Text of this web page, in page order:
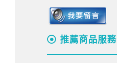
推薦商品服務